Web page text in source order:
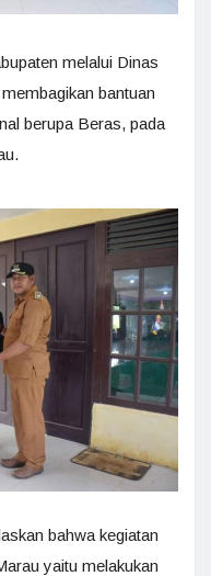
melalui Dinas
bantuan
berupa Beras, pada
bahwa kegiatan
yaitu melakukan